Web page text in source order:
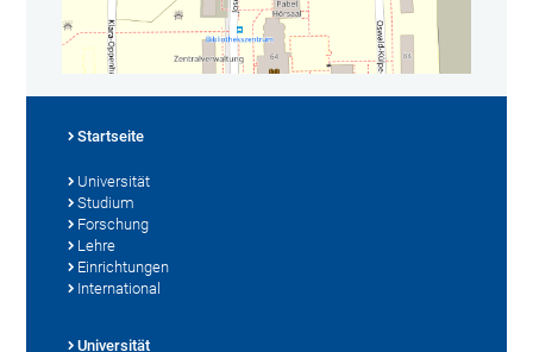
Startseite
Universität
Studium
Forschung
Lehre
Einrichtungen
International
Universität